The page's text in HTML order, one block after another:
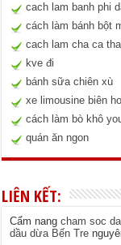
cach lam banh phi
cách làm bánh bột
cach lam cha ca
kve đi
bánh sữa chiên xù
xe limousine biên
cách làm bò khô
quán ăn ngon
LIÊN KẾT:
Cẩm nangcham soc
dầu dừa Bến Tre